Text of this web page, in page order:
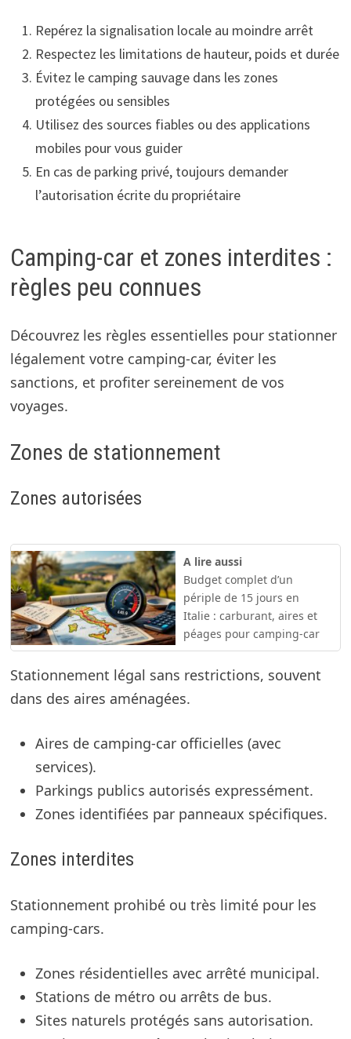
Repérez la signalisation locale au moindre arrêt
Respectez les limitations de hauteur, poids et durée
Évitez le camping sauvage dans les zones
protégées ou sensibles
Utilisez des sources fiables ou des applications
mobiles pour vous guider
En cas de parking privé, toujours demander
l’autorisation écrite du propriétaire
Camping-car et zones interdites :
règles peu connues
Découvrez les règles essentielles pour stationner
légalement votre camping-car, éviter les
sanctions, et profiter sereinement de vos
voyages.
Zones de stationnement
Zones autorisées
A lire aussi
Budget complet d’un
périple de 15 jours en
Italie : carburant, aires et
péages pour camping-car
Stationnement légal sans restrictions, souvent
dans des aires aménagées.
Aires de camping-car officielles (avec
services).
Parkings publics autorisés expressément.
Zones identifiées par panneaux spécifiques.
Zones interdites
Stationnement prohibé ou très limité pour les
camping-cars.
Zones résidentielles avec arrêté municipal.
Stations de métro ou arrêts de bus.
Sites naturels protégés sans autorisation.